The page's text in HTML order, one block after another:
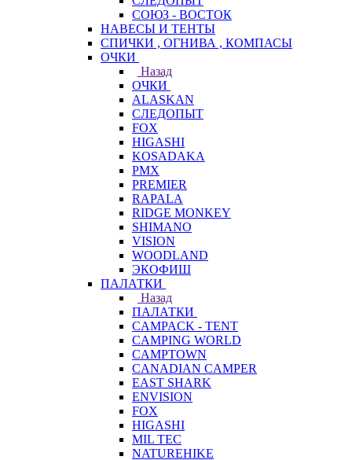
СОЮЗ - ВОСТОК
НАВЕСЫ И ТЕНТЫ
СПИЧКИ , ОГНИВА , КОМПАСЫ
ОЧКИ
Назад
ОЧКИ
ALASKAN
СЛЕДОПЫТ
FOX
HIGASHI
KOSADAKA
PMX
PREMIER
RAPALA
RIDGE MONKEY
SHIMANO
VISION
WOODLAND
ЭКОФИШ
ПАЛАТКИ
Назад
ПАЛАТКИ
CAMPACK - TENT
CAMPING WORLD
CAMPTOWN
CANADIAN CAMPER
EAST SHARK
ENVISION
FOX
HIGASHI
MIL TEC
NATUREHIKE